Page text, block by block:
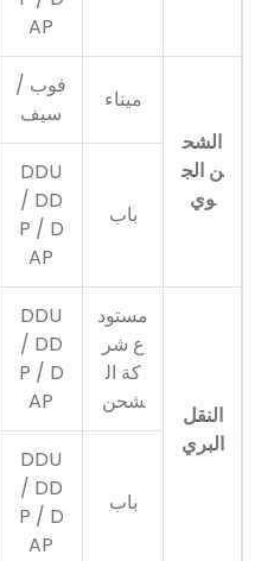
AP
الشح
ن الج
وي
ميناء
فوب /
سيف
باب
DDU
/ DD
P / D
AP
النقل
البري
مستود
ع شر
كة ال
شحن
DDU
/ DD
P / D
AP
باب
DDU
/ DD
P / D
AP